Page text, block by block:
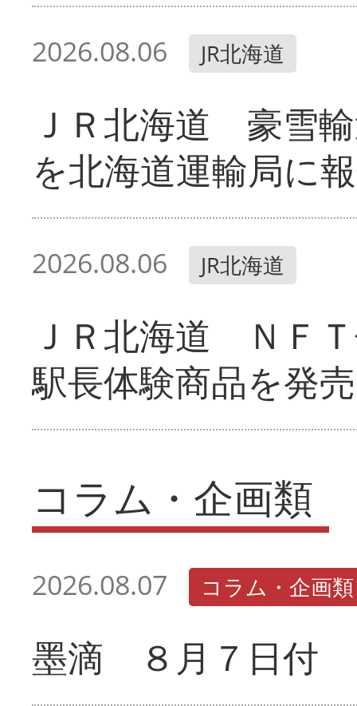
2026.08.06 JR北海道
ＪＲ北海道 豪雪
を北海道運輸局に
2026.08.06 JR北海道
ＪＲ北海道 ＮＦ
駅長体験商品を発売
コラム・企画類
2026.08.07 コラム・企画類
墨滴 ８月７日付